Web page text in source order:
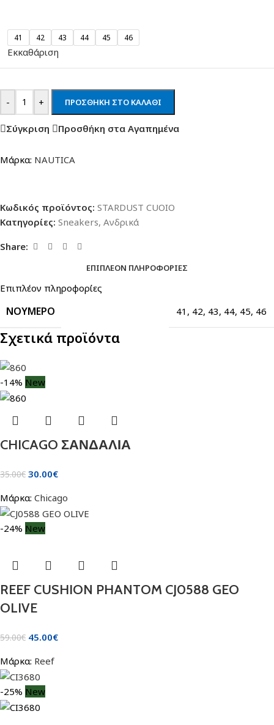
41 42 43 44 45 46
Εκκαθάριση
- + ΠΡΟΣΘΉΚΗ ΣΤΟ ΚΑΛΆΘΙ
Σύγκριση Προσθήκη στα Αγαπημένα
Μάρκα: NAUTICA
Κωδικός προϊόντος: STARDUST CUOIO
Κατηγορίες: Sneakers, Ανδρικά
Share:
ΕΠΙΠΛΈΟΝ ΠΛΗΡΟΦΟΡΊΕΣ
Επιπλέον πληροφορίες
ΝΟΎΜΕΡΟ 41 , 42, 43, 44, 45, 46
Σχετικά προϊόντα
-14% New
CHICAGO ΣΑΝΔΑΛΙΑ
35.00€ 30.00€
Μάρκα: Chicago
-24% New
REEF CUSHION PHANTOM CJ0588 GEO
OLIVE
59.00€ 45.00€
Μάρκα: Reef
-25% New